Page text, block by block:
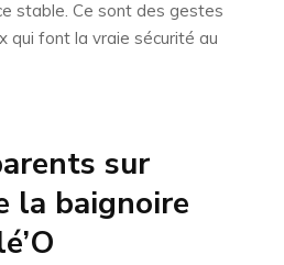
stable. Ce sont des gestes
qui font la vraie sécurité au
sur
la baignoire